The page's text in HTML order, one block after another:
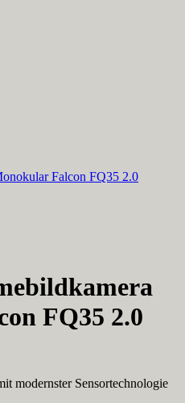
FQ35 2.0
modernster Sensortechnologie